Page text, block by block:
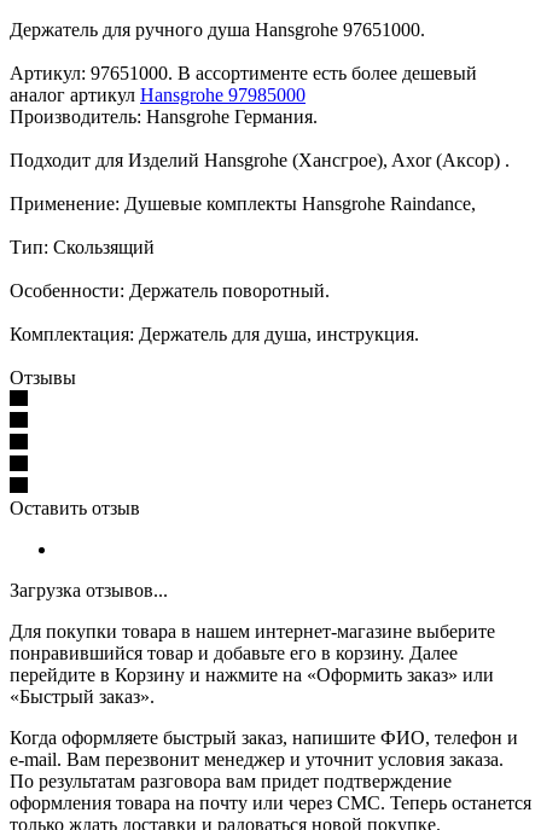
Держатель для ручного душа Hansgrohe 97651000.
Артикул: 97651000. В ассортименте есть более дешевый
аналог артикул Hansgrohe 97985000
Производитель: Hansgrohe Германия.
Подходит для Изделий Hansgrohe (Хансгрое), Axor (Аксор) .
Применение: Душевые комплекты Hansgrohe Raindance,
Тип: Скользящий
Особенности: Держатель поворотный.
Комплектация: Держатель для душа, инструкция.
Отзывы
Оставить отзыв
Загрузка отзывов...
Для покупки товара в нашем интернет-магазине выберите
понравившийся товар и добавьте его в корзину. Далее
перейдите в Корзину и нажмите на «Оформить заказ» или
«Быстрый заказ».
Когда оформляете быстрый заказ, напишите ФИО, телефон и
e-mail. Вам перезвонит менеджер и уточнит условия заказа.
По результатам разговора вам придет подтверждение
оформления товара на почту или через СМС. Теперь останется
только ждать доставки и радоваться новой покупке.